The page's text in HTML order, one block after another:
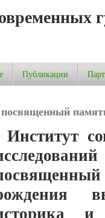
Публикации
Институт
и